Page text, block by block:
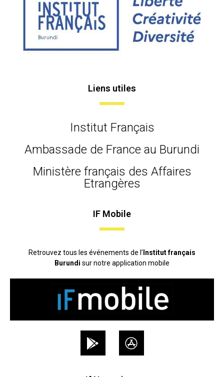
Liens utiles
Institut Français
Ambassade de France au Burundi
Ministère français des Affaires
Etrangères
IF Mobile
Retrouvez tous les événements de l’ Institut français
Burundi sur notre application mobile